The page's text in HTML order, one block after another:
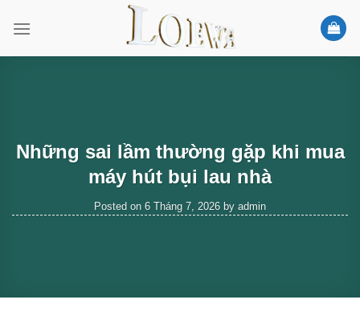
Những sai lầm thường gặp khi mua
máy hút bụi lau nhà
Posted on 6 Tháng 7, 2026 by admin